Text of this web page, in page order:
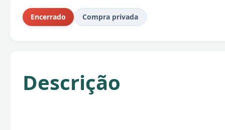
Encerrado Compra privada
Descrição